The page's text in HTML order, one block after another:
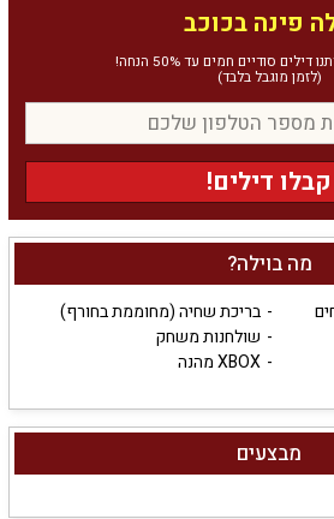
מה בוילה?
בריכת שחיה (מחוממת בחורף)
שולחנות משחק
XBOX מהנה
מבצעים
פינה בכוכב
סודיים חמים עד 50% הנחה!
(לזמן מוגבל בלבד)
קבלו דילים!